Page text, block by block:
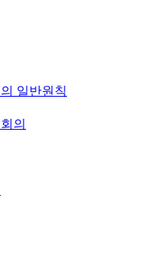
일반원칙
의